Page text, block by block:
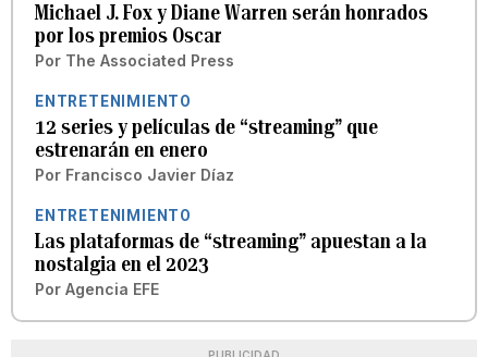
Michael J. Fox y Diane Warren serán honrados
por los premios Oscar
Por The Associated Press
ENTRETENIMIENTO
12 series y películas de “streaming” que
estrenarán en enero
Por Francisco Javier Díaz
ENTRETENIMIENTO
Las plataformas de “streaming” apuestan a la
nostalgia en el 2023
Por Agencia EFE